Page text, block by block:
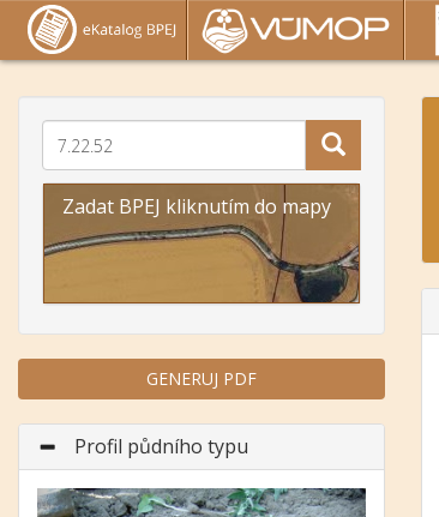
Zadat BPEJ kliknutím do mapy
GENERUJ PDF
Profil půdního typu
Předchozí Další